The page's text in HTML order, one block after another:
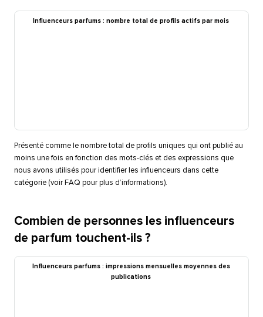
Influenceurs parfums : nombre total de profils actifs par mois​​
Présenté comme le nombre total de profils uniques qui ont publié au
moins une fois en fonction des mots-clés et des expressions que
nous avons utilisés pour identifier les influenceurs dans cette
catégorie (voir FAQ pour plus d’informations).​​
Combien de personnes les influenceurs
de parfum touchent-ils ?​​
Influenceurs parfums : impressions mensuelles moyennes des
publications​​